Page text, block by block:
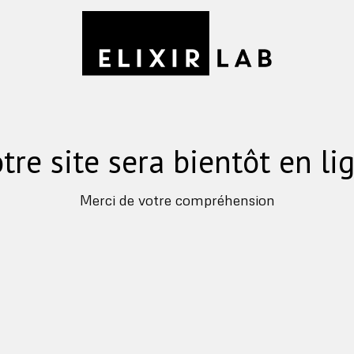
site sera bientôt en
Merci de votre compréhension